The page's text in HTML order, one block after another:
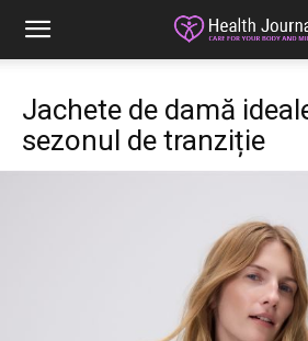
Jachete de damă
sezonul de tranziție